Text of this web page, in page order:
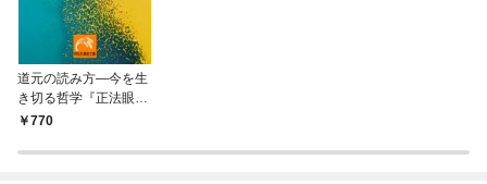
道元の読み方—今を生
き切る哲学『正法眼
蔵』770